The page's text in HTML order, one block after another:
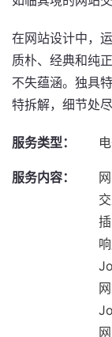
在网站设计中，
质朴、经典和纯
不失蕴涵。独具
特拆解，细节处
服务类型：
服务内容：